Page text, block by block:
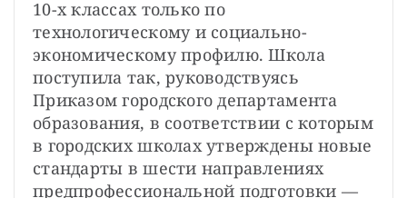
10-х классах только по
технологическому и социально-
экономическому профилю. Школа
поступила так, руководствуясь
Приказом городского департамента
образования, в соответствии с которым
в городских школах утверждены новые
стандарты в шести направлениях
предпрофессиональной подготовки —